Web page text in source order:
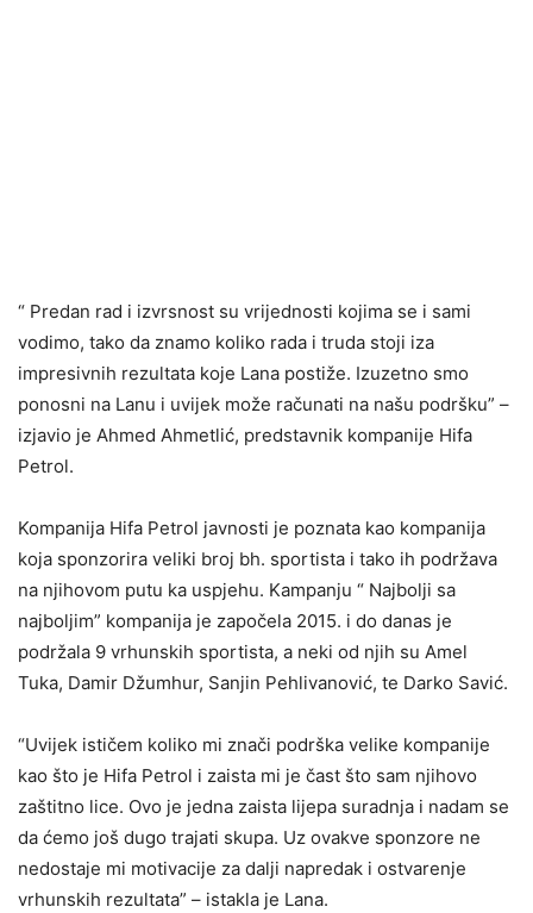
“ Predan rad i izvrsnost su vrijednosti kojima se i sami
vodimo, tako da znamo koliko rada i truda stoji iza
impresivnih rezultata koje Lana postiže. Izuzetno smo
ponosni na Lanu i uvijek može računati na našu podršku” –
izjavio je Ahmed Ahmetlić, predstavnik kompanije Hifa
Petrol.
Kompanija Hifa Petrol javnosti je poznata kao kompanija
koja sponzorira veliki broj bh. sportista i tako ih podržava
na njihovom putu ka uspjehu. Kampanju “ Najbolji sa
najboljim” kompanija je započela 2015. i do danas je
podržala 9 vrhunskih sportista, a neki od njih su Amel
Tuka, Damir Džumhur, Sanjin Pehlivanović, te Darko Savić.
“Uvijek ističem koliko mi znači podrška velike kompanije
kao što je Hifa Petrol i zaista mi je čast što sam njihovo
zaštitno lice. Ovo je jedna zaista lijepa suradnja i nadam se
da ćemo još dugo trajati skupa. Uz ovakve sponzore ne
nedostaje mi motivacije za dalji napredak i ostvarenje
vrhunskih rezultata” – istakla je Lana.